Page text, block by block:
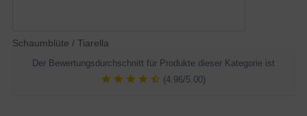
Schaumblüte / Tiarella
Der Bewertungsdurchschnitt für Produkte dieser Kategorie ist
(4.96/5.00)